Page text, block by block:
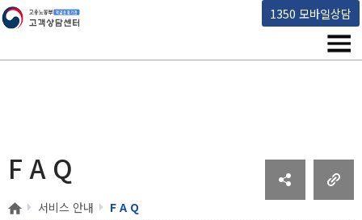
1350 모바일상담
고용노동부 책임운영기관 고객상담센터
메
F A Q
홈 서비스 안내 F A Q